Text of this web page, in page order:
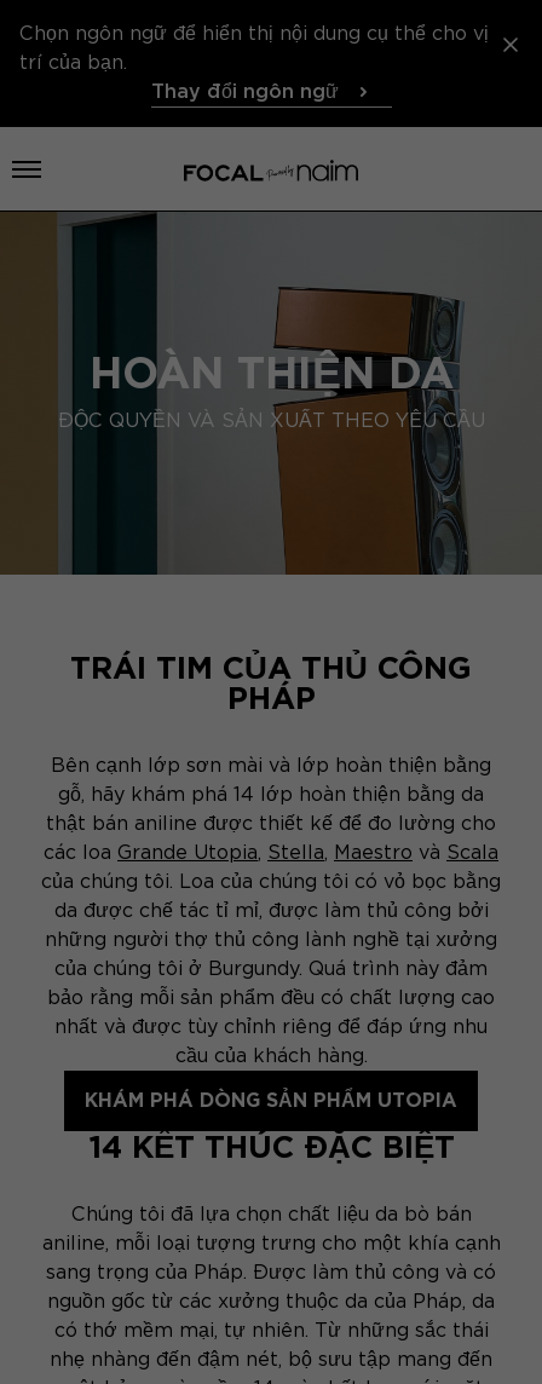
Chọn ngôn ngữ để hiển thị nội dung cụ thể cho vị
trí của bạn.
Thay đổi ngôn ngữ
Mở thực đơn
HOÀN THIỆN DA
ĐỘC QUYỀN VÀ SẢN XUẤT THEO YÊU CẦU
TRÁI TIM CỦA THỦ CÔNG
PHÁP
Bên cạnh lớp sơn mài và lớp hoàn thiện bằng
gỗ, hãy khám phá 14 lớp hoàn thiện bằng da
thật bán aniline được thiết kế để đo lường cho
các loa Grande Utopia, Stella, Maestro và Scala
của chúng tôi. Loa của chúng tôi có vỏ bọc bằng
da được chế tác tỉ mỉ, được làm thủ công bởi
những người thợ thủ công lành nghề tại xưởng
của chúng tôi ở Burgundy. Quá trình này đảm
bảo rằng mỗi sản phẩm đều có chất lượng cao
nhất và được tùy chỉnh riêng để đáp ứng nhu
cầu của khách hàng.
KHÁM PHÁ DÒNG SẢN PHẨM UTOPIA
14 KẾT THÚC ĐẶC BIỆT
Chúng tôi đã lựa chọn chất liệu da bò bán
aniline, mỗi loại tượng trưng cho một khía cạnh
sang trọng của Pháp. Được làm thủ công và có
nguồn gốc từ các xưởng thuộc da của Pháp, da
có thớ mềm mại, tự nhiên. Từ những sắc thái
nhẹ nhàng đến đậm nét, bộ sưu tập mang đến